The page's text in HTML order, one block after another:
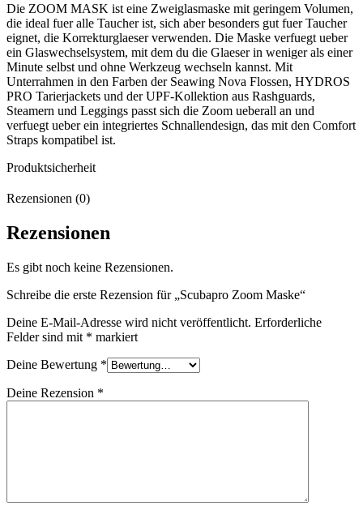
Die ZOOM MASK ist eine Zweiglasmaske mit geringem Volumen,
die ideal fuer alle Taucher ist, sich aber besonders gut fuer Taucher
eignet, die Korrekturglaeser verwenden. Die Maske verfuegt ueber
ein Glaswechselsystem, mit dem du die Glaeser in weniger als einer
Minute selbst und ohne Werkzeug wechseln kannst. Mit
Unterrahmen in den Farben der Seawing Nova Flossen, HYDROS
PRO Tarierjackets und der UPF-Kollektion aus Rashguards,
Steamern und Leggings passt sich die Zoom ueberall an und
verfuegt ueber ein integriertes Schnallendesign, das mit den Comfort
Straps kompatibel ist.
Produktsicherheit
Rezensionen (0)
Rezensionen
Es gibt noch keine Rezensionen.
Schreibe die erste Rezension für „Scubapro Zoom Maske“
Deine E-Mail-Adresse wird nicht veröffentlicht. Erforderliche
Felder sind mit * markiert
Deine Bewertung *
Deine Rezension *